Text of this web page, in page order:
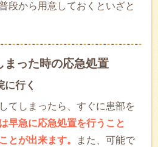
段から用意しておくといざと
まった時の応急処置
行く
てしまったら、すぐに患部を
早急に応急処置を行うこと
とが出来ます。
また、可能で